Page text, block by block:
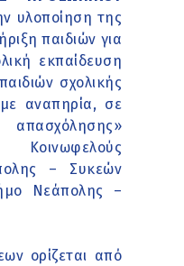
υλοποίηση της
παιδιών για
εκπαίδευση
σχολικής
αναπηρία, σε
Κοινωφελούς
– Συκεών
Νεάπολης –
ορίζεται από